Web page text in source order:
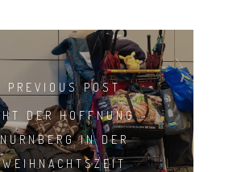
PREVIOUS POST
DER HOFFNUNG -
NÜRNBERG IN DER
WEIHNACHTSZEIT